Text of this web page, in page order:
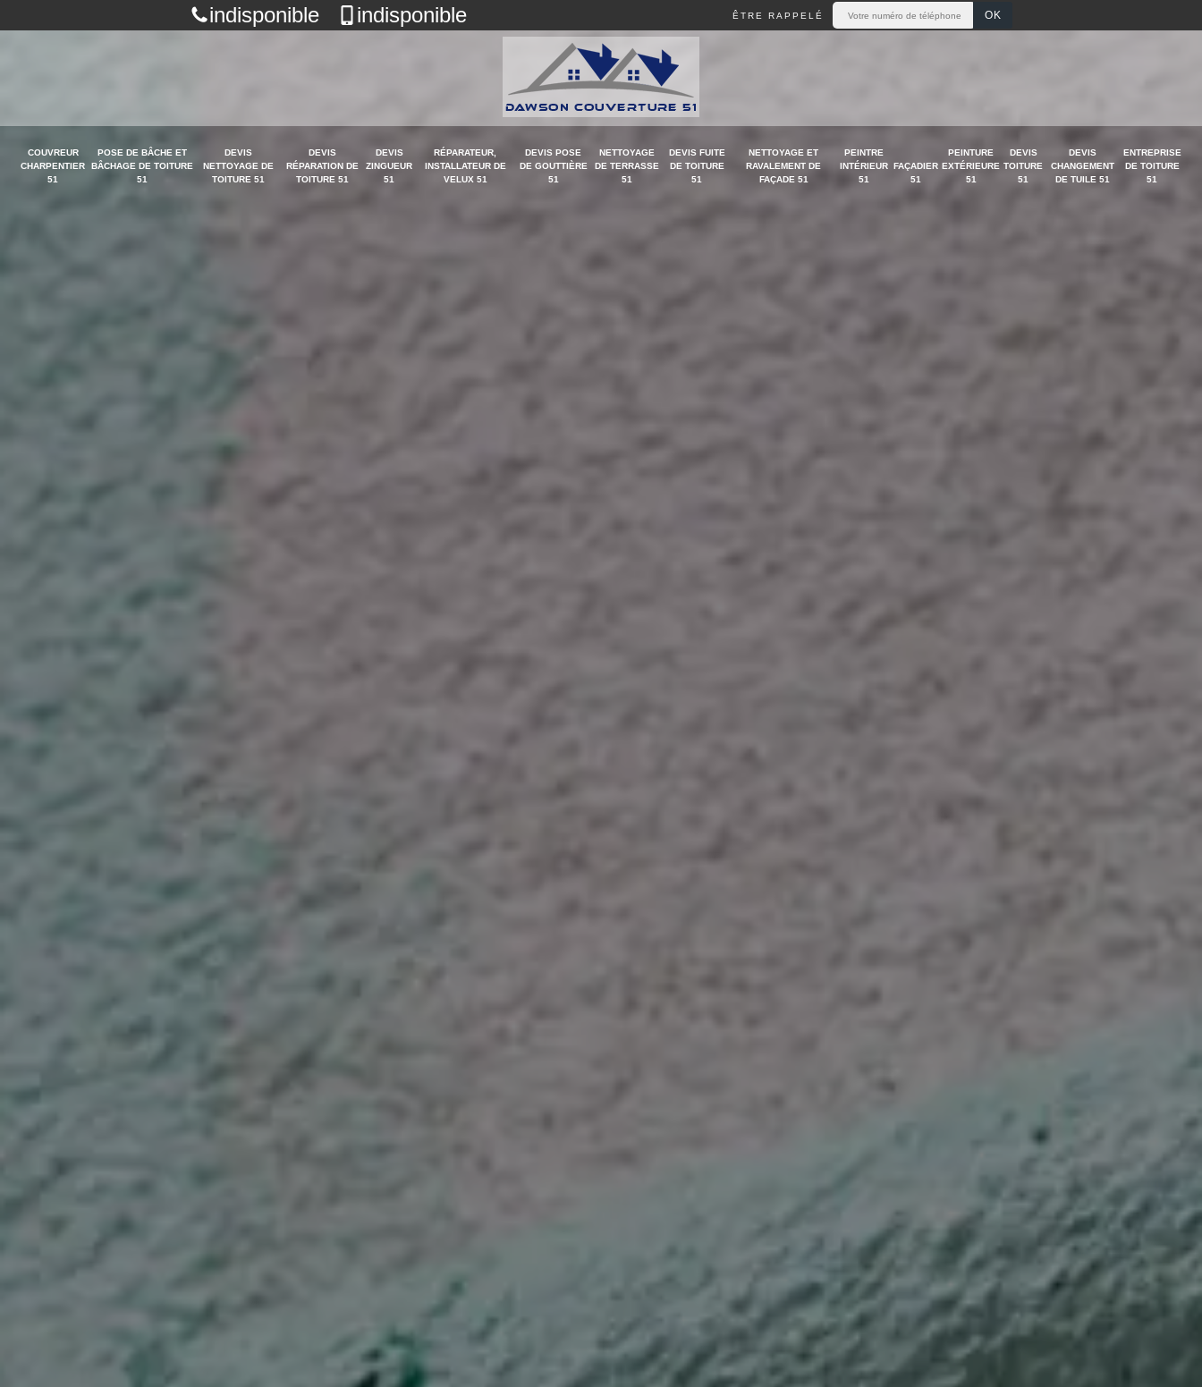
indisponible indisponible ÊTRE RAPPELÉ
COUVREUR
CHARPENTIER
51
POSE DE BÂCHE ET
BÂCHAGE DE TOITURE
51
DEVIS
NETTOYAGE DE
TOITURE 51
DEVIS
RÉPARATION DE
TOITURE 51
DEVIS
ZINGUEUR
51
RÉPARATEUR,
INSTALLATEUR DE
VELUX 51
DEVIS POSE
DE GOUTTIÈRE
51
NETTOYAGE
DE TERRASSE
51
DEVIS FUITE
DE TOITURE
51
NETTOYAGE ET
RAVALEMENT DE
FAÇADE 51
PEINTRE
INTÉRIEUR
51
FAÇADIER
51
PEINTURE
EXTÉRIEURE
51
DEVIS
TOITURE
51
DEVIS
CHANGEMENT
DE TUILE 51
ENTREPRISE
DE TOITURE
51